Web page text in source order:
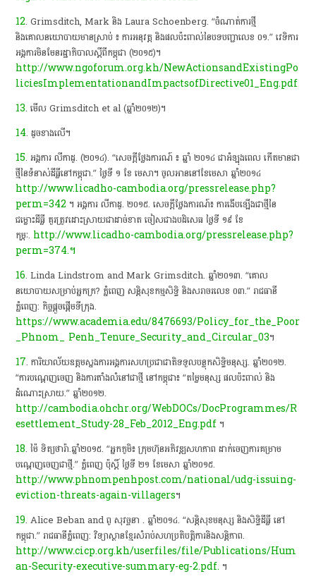
12. Grimsditch, Mark និង Laura Schoenberg. “ចំណាត់ការថ្មី
និងគោលនយោ​បាយមានស្រាប់ ៖ ការអនុវត្ត និងផលប៉ះពាល់នៃបទបញ្ជាលេខ ០១.” វេទិការ​
អង្គការមិនមែនរដ្ឋាភិបាលស្តីពីកម្ពុជា (២០១៥)។
http://www.ngoforum.org.kh/NewActionsandExistingPo
liciesImplementationandImpactsofDirective01_Eng.pdf
13. មើល Grimsditch et al (ឆ្នាំ២០១២)។
14. ដូចខាងលើ។
15. អង្គការ លីកាដូ. (២០១៤). “សេចក្តីថ្លែងការណ៍ ៖ ឆ្នាំ ២០១៤ ជាអំឡុងពេល កើតមានជា
ថ្មីនៃទំនាស់ដីធ្លីនៅកម្ពុជា.” ថ្ងៃទី ១ ខែ មេសា។ ចូលអាននៅ​ខែ​មេសា ឆ្នាំ២០១៤
http://www.licadho-cambodia.org/pressrelease.php?
perm=342 ។ អង្គការ លីកាដូ. ២០១៥. សេចក្តីថ្លែងការណ៍៖ ការងើបឡើងជាថ្មីនៃ
ជម្លោះដីធ្លី គួរត្រូវដោះស្រាយជាដាច់ខាត ចៀសជាងបដិសេធ ថ្ងៃទី ១៩ ខែ
កុម្ភៈ. http://www.licadho-cambodia.org/pressrelease.php?
perm=374.។
16. Linda Lindstrom and Mark Grimsditch. ឆ្នាំ២០១៣. “គោល
នយោបាយ​សម្រាប់អ្នកក្រ? ភ្នំពេញ សន្តិសុខកម្មសិទ្ធិ និងសរាចរលេខ ០៣.” រាជធានី​
ភ្នំពេញ: កិច្ចផ្តួចផ្តើមទីក្រុង.
https://www.academia.edu/8476693/Policy_for_the_Poor
_Phnom_ Penh_Tenure_Security_and_Circular_03។
17. ការិយាល័យឧត្តមស្នងការអង្គការសហប្រជាជាតិទទួលបន្ទុកសិទ្ធិមនុស្ស. ឆ្នាំ២០១២.
“ការបណ្តេញចេញ និងការតាំងលំនៅជាថ្មី នៅកម្ពុជា៖ “តម្លៃមនុស្ស ផលប៉ះពាល់ និង
ដំណោះស្រាយ.” ឆ្នាំ២០១២.
http://cambodia.ohchr.org/WebDOCs/DocProgrammes/R
esettlement_Study-28_Feb_2012_Eng.pdf។
18. ម៉ៃ ទិត្យថារ៉ា.ឆ្នាំ២០១៥. “អ្នកភូមិ៖ ក្រុមហ៊ុនអភិវឌ្ឍសហភាព ដាក់ចេញការ​គម្រាម
បណ្តេញចេញជាថ្មី.” ភ្នំពេញ ប៉ុស្តិ៍ ថ្ងៃទី ២១ ខែមេសា ឆ្នាំ២០១៥.
http://www.phnompenhpost.com/national/udg-issuing-
eviction-threats-again-villagers។
19. Alice Beban and ពូ សុវច្ចនា . ឆ្នាំ២០១៤. “សន្តិសុខមនុស្ស និងសិទ្ធិដីធ្លី នៅ
កម្ពុជា.” រាជធានីភ្នំពេញ: វិទ្យាស្ថានខ្មែរសំរាប់សហប្រតិបត្តិការនិងសន្តិភាព​.
http://www.cicp.org.kh/userfiles/file/Publications/Hum
an-Security-executive-summary-eg-2.pdf. ​ ។